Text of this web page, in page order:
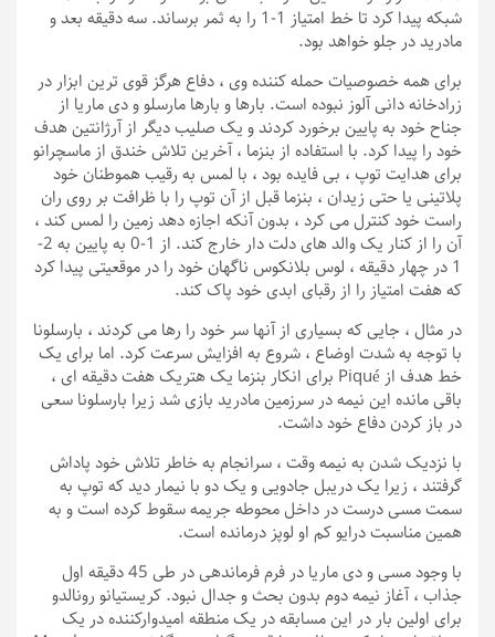
شبکه پیدا کرد تا خط امتیاز 1-1 را به ثمر برساند. سه دقیقه بعد و
مادرید در جلو خواهد بود.
برای همه خصوصیات حمله کننده وی ، دفاع هرگز قوی ترین ابزار در
زرادخانه دانی آلوز نبوده است. بارها و بارها مارسلو و دی ماریا از
جناح خود به پایین برخورد کردند و یک صلیب دیگر از آرژانتین هدف
خود را پیدا کرد. با استفاده از بنزما ، آخرین تلاش خندق از ماسچرانو
برای هدایت توپ ، بی فایده بود ، با لمس به رقیب هموطنان خود
پلاتینی یا حتی زیدان ، بنزما قبل از آن توپ را با ظرافت بر روی ران
راست خود کنترل می کرد ، بدون آنکه اجازه دهد زمین را لمس کند ،
آن را از کنار یک والد های دلت دار خارج کند. از 1-0 به پایین به 2-
1 در چهار دقیقه ، لوس بلانکوس ناگهان خود را در موقعیتی پیدا کرد
که هفت امتیاز را از رقبای ابدی خود پاک کند.
در مثال ، جایی که بسیاری از آنها سر خود را رها می کردند ، بارسلونا
با توجه به شدت اوضاع ، شروع به افزایش سرعت کرد. اما برای یک
خط هدف از Piqué برای انکار بنزما یک هتریک هفت دقیقه ای ،
باقی مانده این نیمه در سرزمین مادرید بازی شد زیرا بارسلونا سعی
در باز کردن دفاع خود داشت.
با نزدیک شدن به نیمه وقت ، سرانجام به خاطر تلاش خود پاداش
گرفتند ، زیرا یک دریبل جادویی و یک دو با نیمار دید که توپ به
سمت مسی درست در داخل محوطه جریمه سقوط کرده است و به
همین مناسبت درایو کم او لوپز درمانده است.
با وجود مسی و دی ماریا در فرم فرماندهی در طی 45 دقیقه اول
جذاب ، آغاز نیمه دوم بدون بحث و جدال نبود. کریستیانو رونالدو
برای اولین بار در این مسابقه در یک منطقه امیدوارکننده در یک